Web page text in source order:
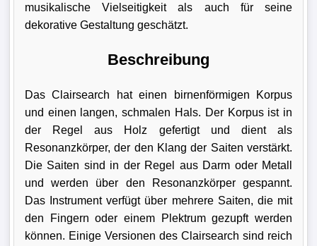
musikalische Vielseitigkeit als auch für seine
dekorative Gestaltung geschätzt.
Beschreibung
Das Clairsearch hat einen birnenförmigen Korpus
und einen langen, schmalen Hals. Der Korpus ist in
der Regel aus Holz gefertigt und dient als
Resonanzkörper, der den Klang der Saiten verstärkt.
Die Saiten sind in der Regel aus Darm oder Metall
und werden über den Resonanzkörper gespannt.
Das Instrument verfügt über mehrere Saiten, die mit
den Fingern oder einem Plektrum gezupft werden
können. Einige Versionen des Clairsearch sind reich